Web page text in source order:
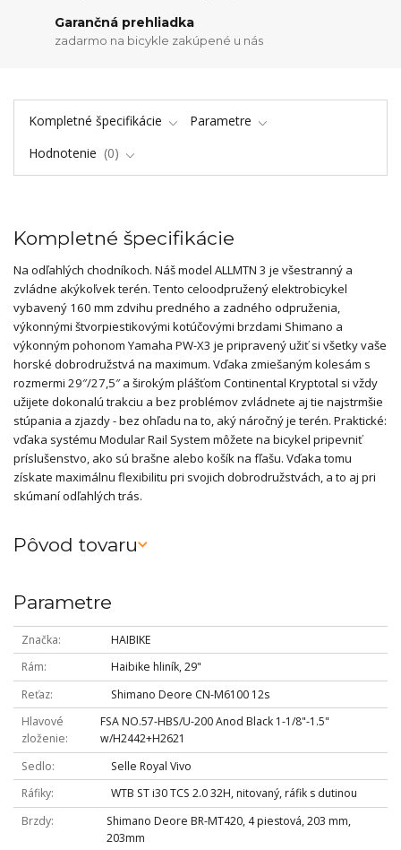
Garančná prehliadka
zadarmo na bicykle zakúpené u nás
Kompletné špecifikácie
Parametre
Hodnotenie
0
Kompletné špecifikácie
Na odľahlých chodníkoch. Náš model ALLMTN 3 je všestranný a
zvládne akýkoľvek terén. Tento celoodpružený elektrobicykel
vybavený 160 mm zdvihu predného a zadného odpruženia,
výkonnými štvorpiestikovými kotúčovými brzdami Shimano a
výkonným pohonom Yamaha PW-X3 je pripravený užiť si všetky vaše
horské dobrodružstvá na maximum. Vďaka zmiešaným kolesám s
rozmermi 29″/27,5″ a širokým plášťom Continental Kryptotal si vždy
užijete dokonalú trakciu a bez problémov zvládnete aj tie najstrmšie
stúpania a zjazdy - bez ohľadu na to, aký náročný je terén. Praktické:
vďaka systému Modular Rail System môžete na bicykel pripevniť
príslušenstvo, ako sú brašne alebo košík na fľašu. Vďaka tomu
získate maximálnu flexibilitu pri svojich dobrodružstvách, a to aj pri
skúmaní odľahlých trás.
Pôvod tovaru
Parametre
Značka
HAIBIKE
Rám
Haibike hliník, 29"
Reťaz
Shimano Deore CN-M6100 12s
Hlavové
zloženie
FSA NO.57-HBS/U-200 Anod Black 1-1/8"-1.5"
w/H2442+H2621
Sedlo
Selle Royal Vivo
Ráfiky
WTB ST i30 TCS 2.0 32H, nitovaný, ráfik s dutinou
Brzdy
Shimano Deore BR-MT420, 4 piestová, 203 mm,
203mm